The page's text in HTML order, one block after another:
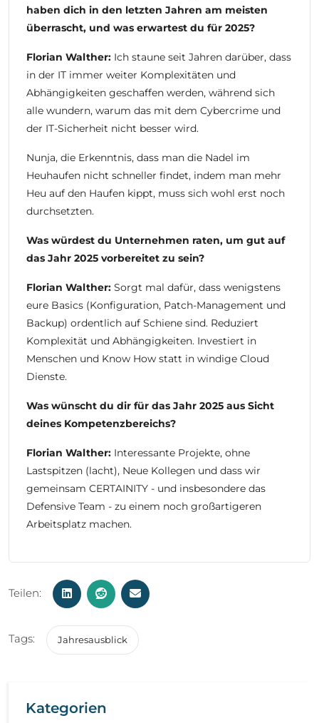
haben dich in den letzten Jahren am meisten
überrascht, und was erwartest du für 2025?
Florian Walther: Ich staune seit Jahren darüber, dass
in der IT immer weiter Komplexitäten und
Abhängigkeiten geschaffen werden, während sich
alle wundern, warum das mit dem Cybercrime und
der IT-Sicherheit nicht besser wird.
Nunja, die Erkenntnis, dass man die Nadel im
Heuhaufen nicht schneller findet, indem man mehr
Heu auf den Haufen kippt, muss sich wohl erst noch
durchsetzten.
Was würdest du Unternehmen raten, um gut auf
das Jahr 2025 vorbereitet zu sein?
Florian Walther: Sorgt mal dafür, dass wenigstens
eure Basics (Konfiguration, Patch-Management und
Backup) ordentlich auf Schiene sind. Reduziert
Komplexität und Abhängigkeiten. Investiert in
Menschen und Know How statt in windige Cloud
Dienste.
Was wünscht du dir für das Jahr 2025 aus Sicht
deines Kompetenzbereichs?
Florian Walther: Interessante Projekte, ohne
Lastspitzen (lacht), Neue Kollegen und dass wir
gemeinsam CERTAINITY - und insbesondere das
Defensive Team - zu einem noch großartigeren
Arbeitsplatz machen.
Teilen:
Tags: Jahresausblick
Kategorien